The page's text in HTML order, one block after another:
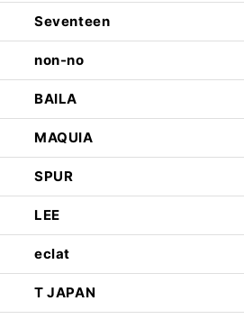
Seventeen
non-no
BAILA
MAQUIA
SPUR
LEE
eclat
T JAPAN